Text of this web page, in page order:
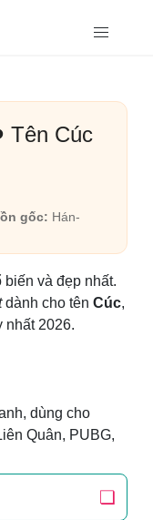
Cúc
gốc: Hán-
và đẹp nhất.
dành cho tên Cúc,
nhất 2026.
dùng cho
Quân, PUBG,
❏